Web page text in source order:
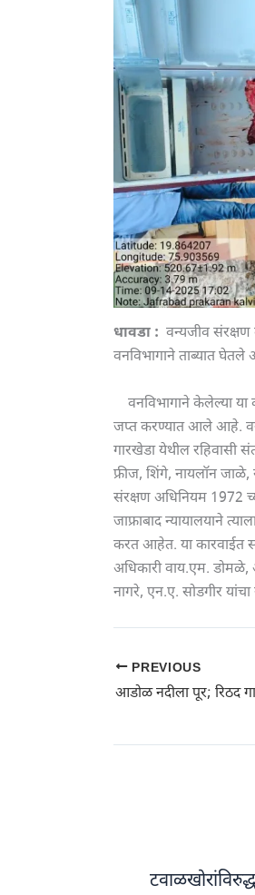
धावडा : वन्यजीव
वनविभागाने ताब्यात
वनविभागाने केलेल्या या
जप्त करण्यात आले आहे.
गारखेडा येथील रहिवासी
फ्रीज, शिंगे, नायलॉन जाळे,
संरक्षण अधिनियम 1972
जाफ्राबाद न्यायालयाने
करत आहेत. या कारवाईत
अधिकारी वाय.एम. डोमळे,
नागरे, एन.ए. सोडगीर
PREVIOUS